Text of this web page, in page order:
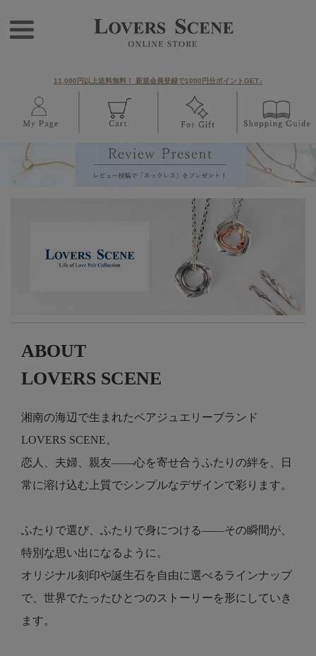
11,000円以上送料無料！ 新規会員登録で1000円分ポイントGET♪
ABOUT
LOVERS SCENE
湘南の海辺で生まれたペアジュエリーブランド
LOVERS SCENE。
恋人、夫婦、親友――心を寄せ合うふたりの絆を、日
常に溶け込む上質でシンプルなデザインで彩ります。
ふたりで選び、ふたりで身につける――その瞬間が、
特別な思い出になるように。
オリジナル刻印や誕生石を自由に選べるラインナップ
で、世界でたったひとつのストーリーを形にしていき
ます。